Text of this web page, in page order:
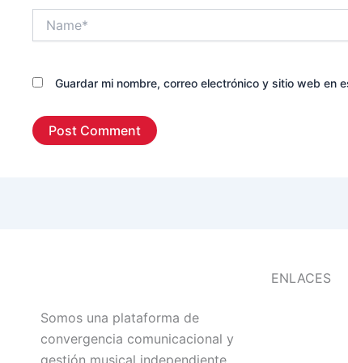
Guardar mi nombre, correo electrónico y sitio web en
Somos una plataforma de
convergencia comunicacional y
gestión musical independiente
ENLACES